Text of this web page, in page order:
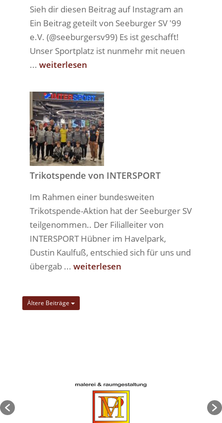
Sieh dir diesen Beitrag auf Instagram an
Ein Beitrag geteilt von Seeburger SV '99
e.V. (@seeburgersv99) Es ist geschafft!
Unser Sportplatz ist nunmehr mit neuen
... weiterlesen
Trikotspende von INTERSPORT
Im Rahmen einer bundesweiten
Trikotspende-Aktion hat der Seeburger SV
teilgenommen.. Der Filialleiter von
INTERSPORT Hübner im Havelpark,
Dustin Kaulfuß, entschied sich für uns und
übergab ... weiterlesen
Ältere Beiträge